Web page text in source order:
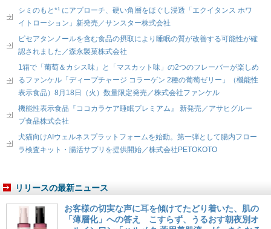
シミのもと*¹ にアプローチ、硬い角層をほぐし浸透「エクイタンス ホワ
イトローション」新発売／サンスター株式会社
ピセアタンノールを含む食品の摂取により睡眠の質が改善する可能性が確
認されました／森永製菓株式会社
1箱で「葡萄＆カシス味」と「マスカット味」の2つのフレーバーが楽しめ
るファンケル「ディープチャージ コラーゲン 2種の葡萄ゼリー」（機能性
表示食品）8月18日（火）数量限定発売／株式会社ファンケル
機能性表示食品『ココカラケア睡眠プレミアム』 新発売／アサヒグルー
プ食品株式会社
犬猫向けAIウェルネスプラットフォームを始動。第一弾として腸内フロー
ラ検査キット・腸活サプリを提供開始／株式会社PETOKOTO
リリースの最新ニュース
お客様の切実な声に耳を傾けてたどり着いた、肌の
「薄層化」への答え こすらず、うるおす朝夜別オ